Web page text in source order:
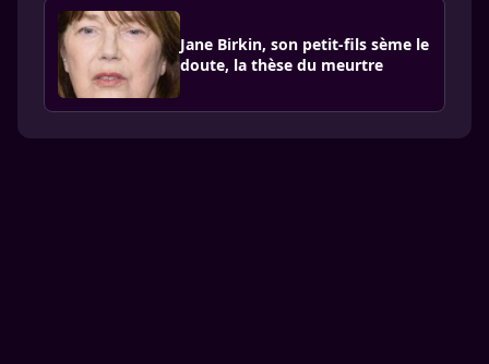
Jane Birkin, son petit-fils sème le
doute, la thèse du meurtre